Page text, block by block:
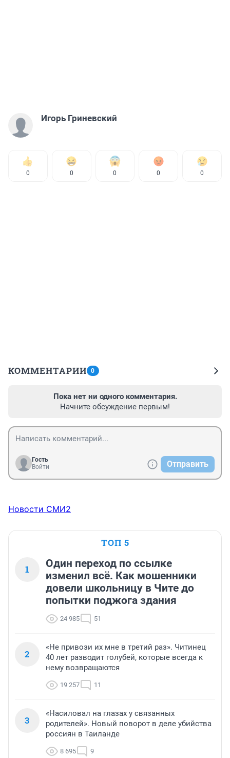
Игорь Гриневский
0 0 0 0 0
КОММЕНТАРИИ 0
Пока нет ни одного комментария.
Начните обсуждение первым!
Гость
Войти
Отправить
Новости СМИ2
ТОП 5
1
Один переход по ссылке
изменил всё. Как мошенники
довели школьницу в Чите до
попытки поджога здания
24 985 51
2
«Не привози их мне в третий раз». Читинец
40 лет разводит голубей, которые всегда к
нему возвращаются
19 257 11
3
«Насиловал на глазах у связанных
родителей». Новый поворот в деле убийства
россиян в Таиланде
8 695 9